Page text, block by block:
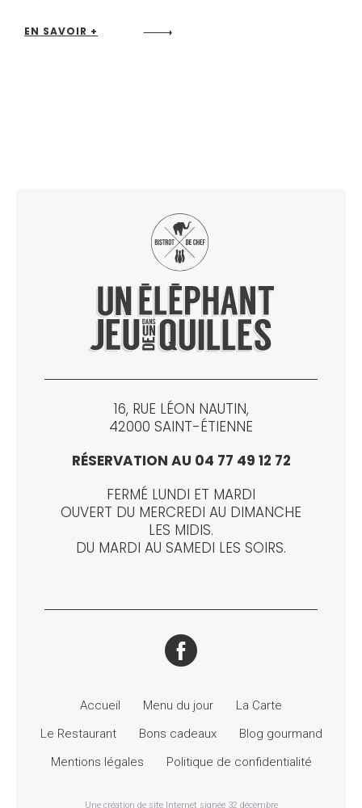
EN SAVOIR +
16, RUE LÉON NAUTIN,
42000 SAINT-ÉTIENNE
RÉSERVATION AU 04 77 49 12 72
FERMÉ LUNDI ET MARDI
OUVERT DU MERCREDI AU DIMANCHE
LES MIDIS.
DU MARDI AU SAMEDI LES SOIRS.
Accueil Menu du jour
La Carte
Le Restaurant
Bons cadeaux
Blog gourmand
Mentions légales
Politique de confidentialité
Une création de site Internet signée 32 décembre